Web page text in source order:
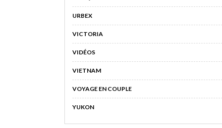
URBEX
VICTORIA
VIDÉOS
VIETNAM
VOYAGE EN COUPLE
YUKON